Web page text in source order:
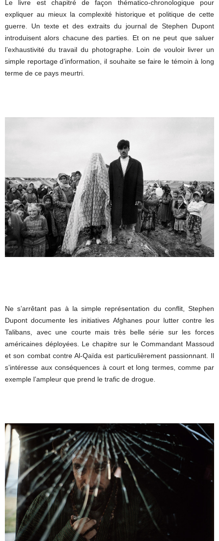
Le livre est chapitré de façon thématico-chronologique pour
expliquer au mieux la complexité historique et politique de cette
guerre. Un texte et des extraits du journal de Stephen Dupont
introduisent alors chacune des parties. Et on ne peut que saluer
l’exhaustivité du travail du photographe. Loin de vouloir livrer un
simple reportage d’information, il souhaite se faire le témoin à long
terme de ce pays meurtri.
Ne s’arrêtant pas à la simple représentation du conflit, Stephen
Dupont documente les initiatives Afghanes pour lutter contre les
Talibans, avec une courte mais très belle série sur les forces
américaines déployées. Le chapitre sur le Commandant Massoud
et son combat contre Al-Qaïda est particulièrement passionnant. Il
s’intéresse aux conséquences à court et long termes, comme par
exemple l’ampleur que prend le trafic de drogue.